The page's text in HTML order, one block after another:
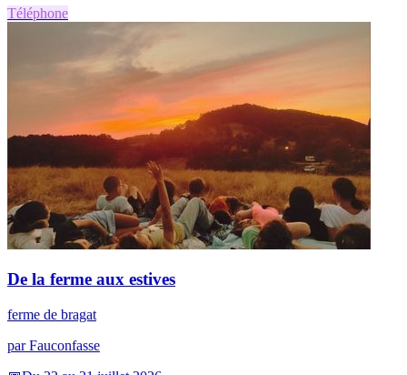
Téléphone
De la ferme aux estives
ferme de bragat
parFauconfasse